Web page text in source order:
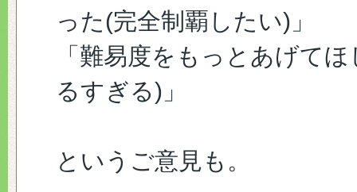
った(完全制覇したい)」
「難易度をもっとあげて
るすぎる)」
というご意見も。